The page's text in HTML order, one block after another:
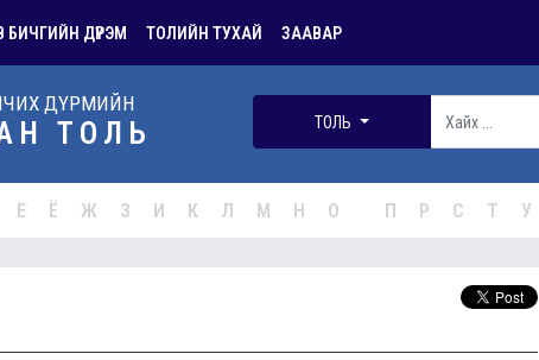
БИЧГИЙН ДҮРЭМ ТОЛИЙН ТУХАЙ ЗААВАР
ДҮРМИЙН
ТОЛЬ ТОЛЬ
Е Ё Ж З И К Л М Н О П Р С Т У